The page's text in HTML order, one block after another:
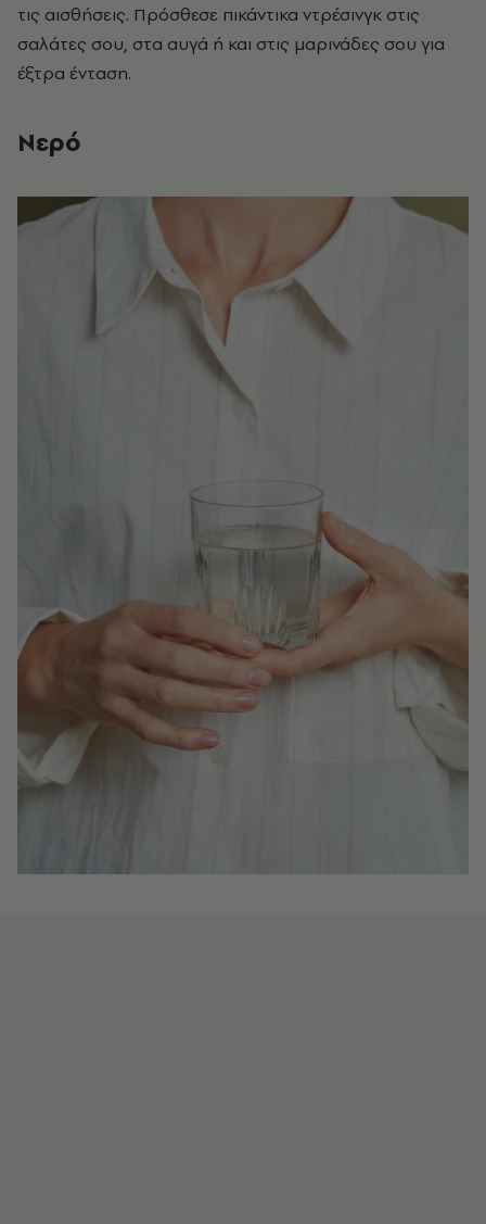
τις αισθήσεις. Πρόσθεσε πικάντικα ντρέσινγκ στις
σαλάτες σου, στα αυγά ή και στις μαρινάδες σου για
έξτρα ένταση.
Νερό